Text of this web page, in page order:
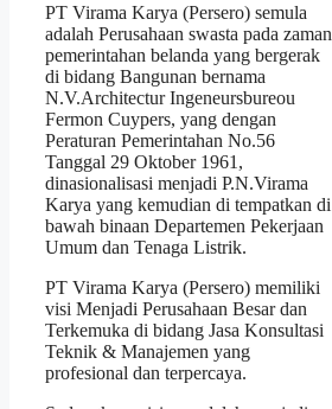
PT Virama Karya (Persero) semula
adalah Perusahaan swasta pada zaman
pemerintahan belanda yang bergerak
di bidang Bangunan bernama
N.V.Architectur Ingeneursbureou
Fermon Cuypers, yang dengan
Peraturan Pemerintahan No.56
Tanggal 29 Oktober 1961,
dinasionalisasi menjadi P.N.Virama
Karya yang kemudian di tempatkan di
bawah binaan Departemen Pekerjaan
Umum dan Tenaga Listrik.
PT Virama Karya (Persero) memiliki
visi Menjadi Perusahaan Besar dan
Terkemuka di bidang Jasa Konsultasi
Teknik & Manajemen yang
profesional dan terpercaya.